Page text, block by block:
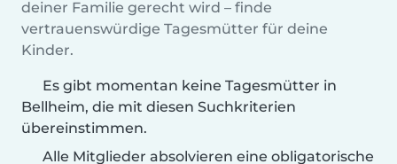
deiner Familie gerecht wird – finde
vertrauenswürdige Tagesmütter für deine
Kinder.
Es gibt momentan keine Tagesmütter in
Bellheim, die mit diesen Suchkriterien
übereinstimmen.
Alle Mitglieder absolvieren eine obligatorische